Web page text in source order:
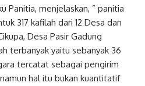
Panitia, menjelaskan, ” panitia
317 kafilah dari 12 Desa dan
Desa Pasir Gadung
terbanyak yaitu sebanyak 36
tercatat sebagai pengirim
hal itu bukan kuantitatif